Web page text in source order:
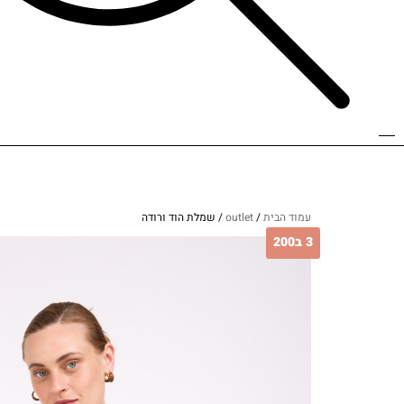
עמוד הבית/
outlet/ שמלת הוד ורודה
3 ב200